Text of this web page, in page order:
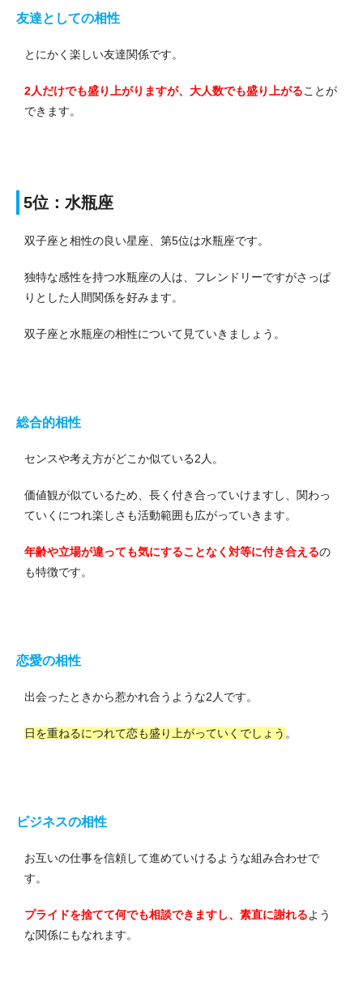
友達としての相性
とにかく楽しい友達関係です。
2人だけでも盛り上がりますが、大人数でも盛り上がることが
できます。
5位：水瓶座
双子座と相性の良い星座、第5位は水瓶座です。
独特な感性を持つ水瓶座の人は、フレンドリーですがさっぱ
りとした人間関係を好みます。
双子座と水瓶座の相性について見ていきましょう。
総合的相性
センスや考え方がどこか似ている2人。
価値観が似ているため、長く付き合っていけますし、関わっ
ていくにつれ楽しさも活動範囲も広がっていきます。
年齢や立場が違っても気にすることなく対等に付き合えるの
も特徴です。
恋愛の相性
出会ったときから惹かれ合うような2人です。
日を重ねるにつれて恋も盛り上がっていくでしょう 。
ビジネスの相性
お互いの仕事を信頼して進めていけるような組み合わせで
す。
プライドを捨てて何でも相談できますし、素直に謝れるよう
な関係にもなれます。